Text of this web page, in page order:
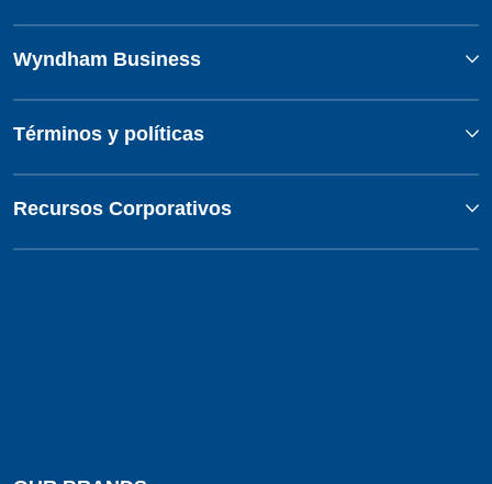
Wyndham Business
Términos y políticas
Recursos Corporativos